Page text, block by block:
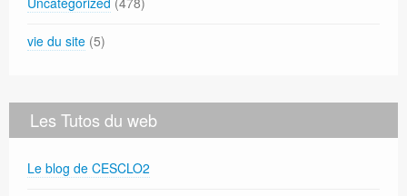
vie du site (5)
Les Tutos du web
Le blog de CESCLO2